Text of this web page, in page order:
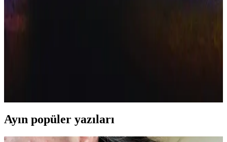
Ayın popüler yazıları